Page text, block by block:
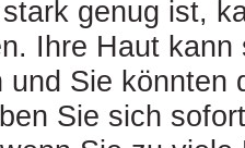
genug ist,
Ihre Haut
und Sie könnten
Sie sich